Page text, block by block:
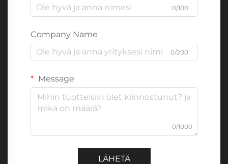
0/100
Company Name
0/200
Message
0/1000
LÄHETÄ